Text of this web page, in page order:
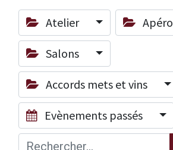
Atelier
Salons
Accords mets et vins
Evènements passés